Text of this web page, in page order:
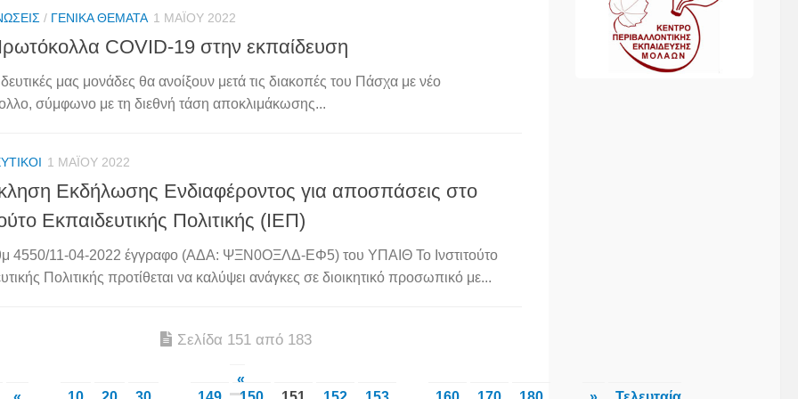
/ ΓΕΝΙΚΆ ΘΈΜΑΤΑ 1 ΜΑΪ́ΟΥ 2022
COVID-19 στην εκπαίδευση
μας μονάδες θα ανοίξουν μετά τις διακοπές του Πάσχα με νέο
σύμφωνο με τη διεθνή τάση αποκλιμάκωσης...
1 ΜΑΪ́ΟΥ 2022
Εκδήλωσης Ενδιαφέροντος για αποσπάσεις στο
Εκπαιδευτικής Πολιτικής (ΙΕΠ)
4550/11-04-2022 έγγραφο (ΑΔΑ: ΨΞΝ0ΟΞΛΔ-ΕΦ5) του ΥΠΑΙΘ Το Ινστιτούτο
Πολιτικής προτίθεται να καλύψει ανάγκες σε διοικητικό προσωπικό με...
Σελίδα 151 από 183
«